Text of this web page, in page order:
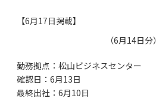
【6月17日掲載】
（6月14日分）
勤務拠点：松山ビジネスセンター
確認日：6月13日
最終出社：6月10日